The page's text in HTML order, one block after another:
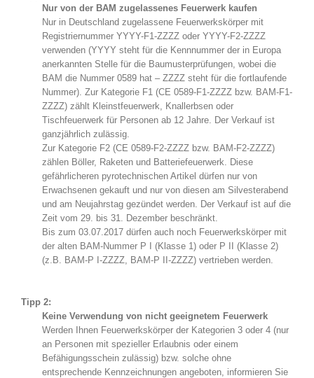
Nur von der BAM zugelassenes Feuerwerk kaufen
Nur in Deutschland zugelassene Feuerwerkskörper mit
Registriernummer YYYY-F1-ZZZZ oder YYYY-F2-ZZZZ
verwenden (YYYY steht für die Kennnummer der in Europa
anerkannten Stelle für die Baumusterprüfungen, wobei die
BAM die Nummer 0589 hat – ZZZZ steht für die fortlaufende
Nummer). Zur Kategorie F1 (CE 0589-F1-ZZZZ bzw. BAM-F1-
ZZZZ) zählt Kleinstfeuerwerk, Knallerbsen oder
Tischfeuerwerk für Personen ab 12 Jahre. Der Verkauf ist
ganzjährlich zulässig.
Zur Kategorie F2 (CE 0589-F2-ZZZZ bzw. BAM-F2-ZZZZ)
zählen Böller, Raketen und Batteriefeuerwerk. Diese
gefährlicheren pyrotechnischen Artikel dürfen nur von
Erwachsenen gekauft und nur von diesen am Silvesterabend
und am Neujahrstag gezündet werden. Der Verkauf ist auf die
Zeit vom 29. bis 31. Dezember beschränkt.
Bis zum 03.07.2017 dürfen auch noch Feuerwerkskörper mit
der alten BAM-Nummer P I (Klasse 1) oder P II (Klasse 2)
(z.B. BAM-P I-ZZZZ, BAM-P II-ZZZZ) vertrieben werden.
Tipp 2:
Keine Verwendung von nicht geeignetem Feuerwerk
Werden Ihnen Feuerwerkskörper der Kategorien 3 oder 4 (nur
an Personen mit spezieller Erlaubnis oder einem
Befähigungsschein zulässig) bzw. solche ohne
entsprechende Kennzeichnungen angeboten, informieren Sie